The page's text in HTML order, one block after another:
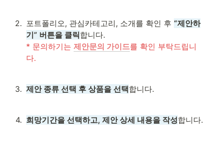
2. 포트폴리오, 관심카테고리, 소개를 확인 후 “제안하
기” 버튼을 클릭
* 문의하기는 제안문의 가이드를 확인 부탁드립니
다.
3. 제안 종류 선택 후 상품을 선택합니다.
4. 희망기간을 선택하고, 제안 상세 내용을 작성합니다.